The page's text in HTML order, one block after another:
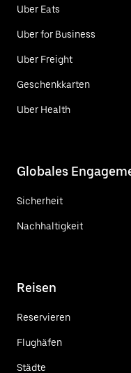
Uber Eats
Uber for Business
Uber Freight
Geschenkkarten
Uber Health
Globales
Sicherheit
Nachhaltigkeit
Reisen
Reservieren
Flughäfen
Städte